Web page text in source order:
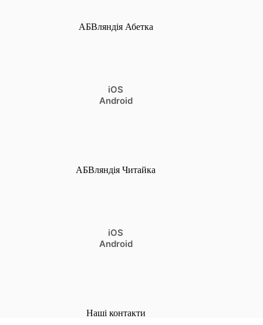
АБВляндія Абетка
iOS
Android
АБВляндія Читайка
iOS
Android
Наші контакти